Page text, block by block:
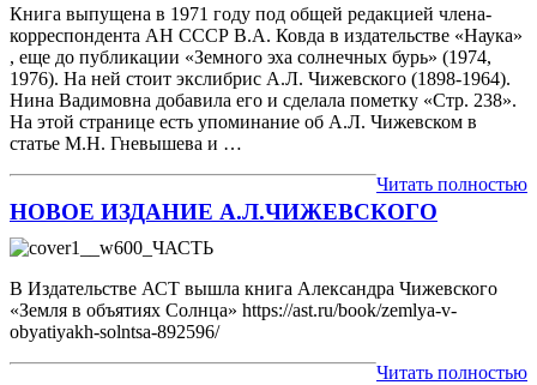
Книга выпущена в 1971 году под общей редакцией члена-
корреспондента АН СССР В.А. Ковда в издательстве «Наука»
, еще до публикации «Земного эха солнечных бурь» (1974,
1976). На ней стоит экслибрис А.Л. Чижевского (1898-1964).
Нина Вадимовна добавила его и сделала пометку «Стр. 238».
На этой странице есть упоминание об А.Л. Чижевском в
статье М.Н. Гневышева и …
Читать полностью
НОВОЕ ИЗДАНИЕ А.Л.ЧИЖЕВСКОГО
В Издательстве АСТ вышла книга Александра Чижевского
«Земля в объятиях Солнца» https://ast.ru/book/zemlya-v-
obyatiyakh-solntsa-892596/
Читать полностью